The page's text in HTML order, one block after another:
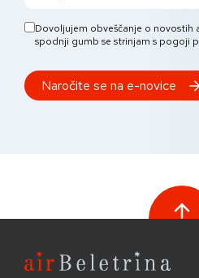
Dovoljujem obveščanje o novostih
spodnji gumb se strinjam s pogoji